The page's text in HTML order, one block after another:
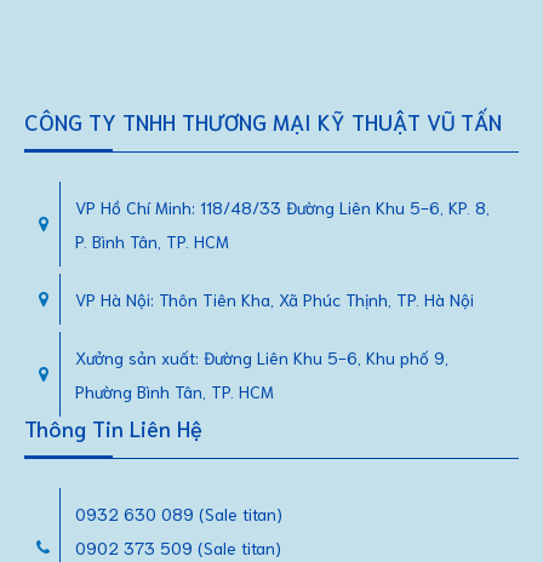
CÔNG TY TNHH THƯƠNG MẠI KỸ THUẬT VŨ TẤN
VP Hồ Chí Minh: 118/48/33 Đường Liên Khu 5-6, KP. 8,
P. Bình Tân, TP. HCM
VP Hà Nội: Thôn Tiên Kha, Xã Phúc Thịnh, TP. Hà Nội
Xưởng sản xuất: Đường Liên Khu 5-6, Khu phố 9,
Phường Bình Tân, TP. HCM
Thông Tin Liên Hệ
0932 630 089 (Sale titan)
0902 373 509 (Sale titan)